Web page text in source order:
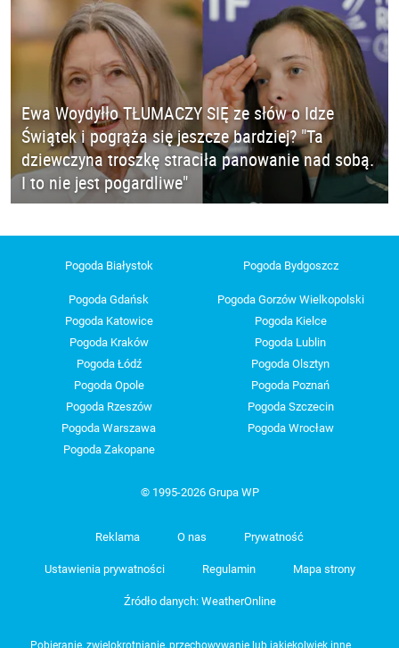
Ewa Woydyłło TŁUMACZY SIĘ ze słów o Idze
Świątek i pogrąża się jeszcze bardziej? "Ta
dziewczyna troszkę straciła panowanie nad sobą.
I to nie jest pogardliwe"
Pogoda Białystok Pogoda Bydgoszcz
Pogoda Gdańsk
Pogoda Gorzów Wielkopolski
Pogoda Katowice
Pogoda Kielce
Pogoda Kraków
Pogoda Lublin
Pogoda Łódź
Pogoda Olsztyn
Pogoda Opole
Pogoda Poznań
Pogoda Rzeszów
Pogoda Szczecin
Pogoda Warszawa
Pogoda Wrocław
Pogoda Zakopane
© 1995-2026 Grupa WP
Reklama O nas Prywatność
Ustawienia prywatności Regulamin Mapa strony
Źródło danych: WeatherOnline
Pobieranie, zwielokrotnianie, przechowywanie lub jakiekolwiek inne